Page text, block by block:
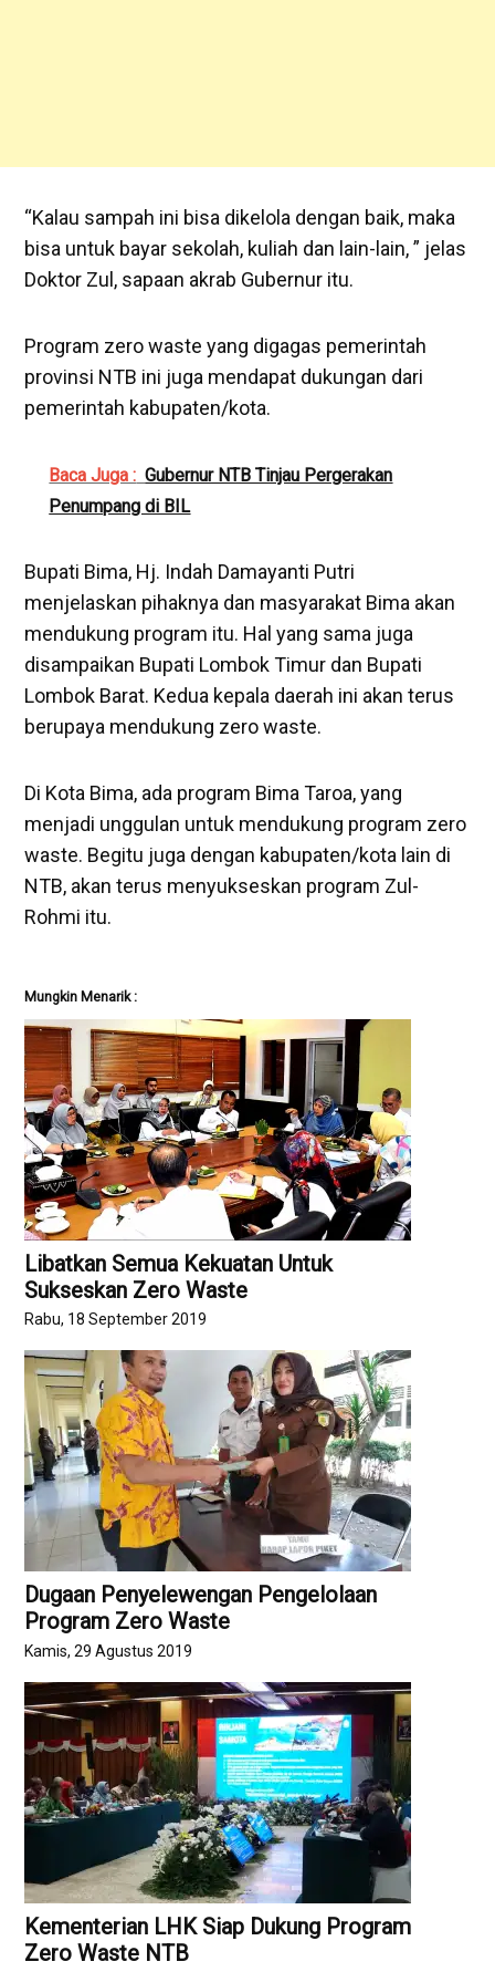
“Kalau sampah ini bisa dikelola dengan baik, maka
bisa untuk bayar sekolah, kuliah dan lain-lain, ” jelas
Doktor Zul, sapaan akrab Gubernur itu.
Program zero waste yang digagas pemerintah
provinsi NTB ini juga mendapat dukungan dari
pemerintah kabupaten/kota.
Baca Juga : Gubernur NTB Tinjau Pergerakan
Penumpang di BIL
Bupati Bima, Hj. Indah Damayanti Putri
menjelaskan pihaknya dan masyarakat Bima akan
mendukung program itu. Hal yang sama juga
disampaikan Bupati Lombok Timur dan Bupati
Lombok Barat. Kedua kepala daerah ini akan terus
berupaya mendukung zero waste.
Di Kota Bima, ada program Bima Taroa, yang
menjadi unggulan untuk mendukung program zero
waste. Begitu juga dengan kabupaten/kota lain di
NTB, akan terus menyukseskan program Zul-
Rohmi itu.
Mungkin Menarik :
Libatkan Semua Kekuatan Untuk
Sukseskan Zero Waste
Rabu, 18 September 2019
Dugaan Penyelewengan Pengelolaan
Program Zero Waste
Kamis, 29 Agustus 2019
Kementerian LHK Siap Dukung Program
Zero Waste NTB